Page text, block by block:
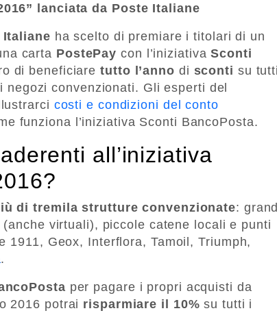
lanciata da Poste Italiane
Italiane ha scelto di premiare i titolari di un
carta PostePay con l’iniziativaSconti
di beneficiaretutto l’anno di sconti su tutti
convenzionati. Gli esperti del
costi e condizioni del conto
funziona l’iniziativa Sconti BancoPosta.
all’iniziativa
di tremila strutture convenzionate:
virtuali), piccole catene locali e punti
1911, Geox, Interflora, Tamoil, Triumph,
.
per pagare i propri acquisti da
2016 potrai risparmiare il 10% su tutti i